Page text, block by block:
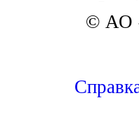
© АО